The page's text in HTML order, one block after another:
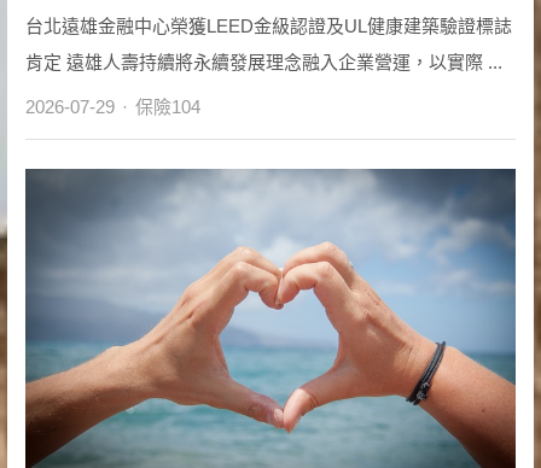
台北遠雄金融中心榮獲LEED金級認證及UL健康建築驗證標誌
肯定 遠雄人壽持續將永續發展理念融入企業營運，以實際 ...
2026-07-29 Author
保險104